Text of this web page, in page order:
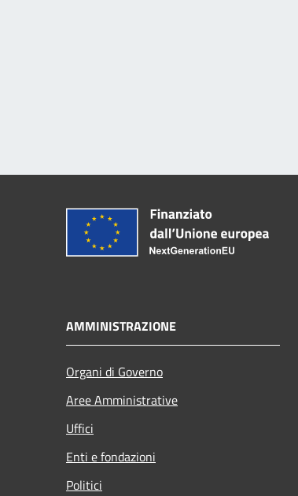
AMMINISTRAZIONE
Organi di Governo
Aree Amministrative
Uffici
Enti e fondazioni
Politici